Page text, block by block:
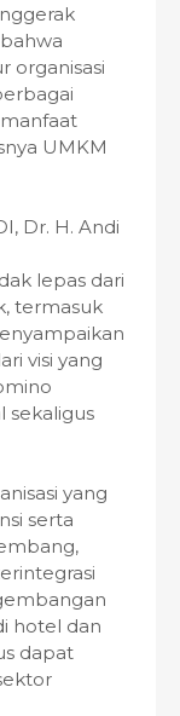
organisasi
UMKM
Dr. H. Andi
lepas dari
termasuk
visi yang
sekaligus
yang
serta
hotel dan
dapat